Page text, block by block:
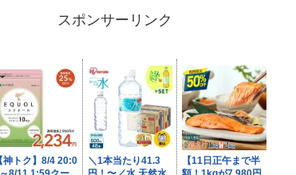
スポンサーリンク